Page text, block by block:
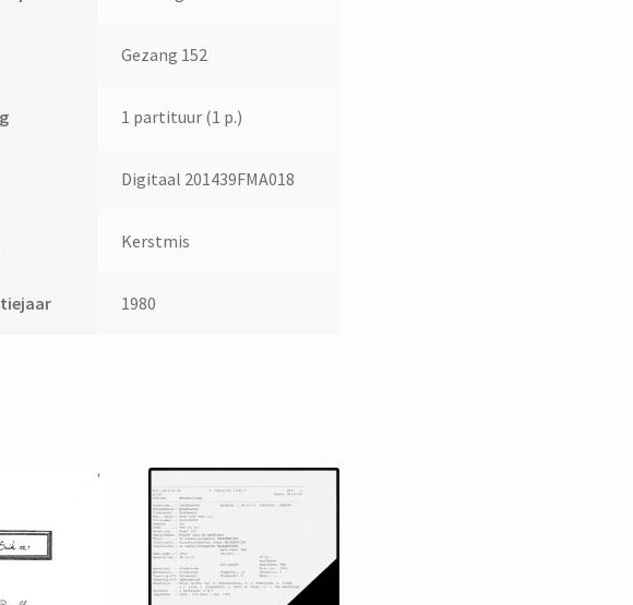
Gezang 152
1 partituur (1 p.)
Digitaal 201439FMA018
Kerstmis
1980